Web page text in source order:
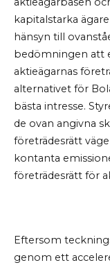
kapitalstarka
hänsyn till
bedömningen att
aktieägarnas
alternativet för
bästa intresse.
de ovan angivna
företrädesrätt
kontanta
företrädesrätt för
Eftersom
genom ett